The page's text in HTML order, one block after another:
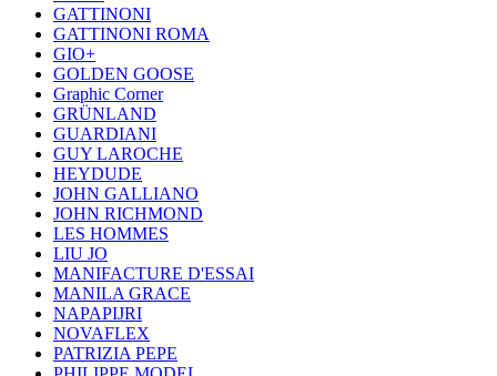
GATTINONI
GATTINONI ROMA
GIO+
GOLDEN GOOSE
Graphic Corner
GRÜNLAND
GUARDIANI
GUY LAROCHE
HEYDUDE
JOHN GALLIANO
JOHN RICHMOND
LES HOMMES
LIU JO
MANIFACTURE D'ESSAI
MANILA GRACE
NAPAPIJRI
NOVAFLEX
PATRIZIA PEPE